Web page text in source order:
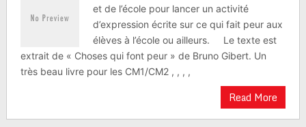
et de l’école pour lancer un activité
d’expression écrite sur ce qui fait peur aux
élèves à l’école ou ailleurs. Le texte est
extrait de « Choses qui font peur » de Bruno Gibert. Un
très beau livre pour les CM1/CM2 , , , ,
Read More